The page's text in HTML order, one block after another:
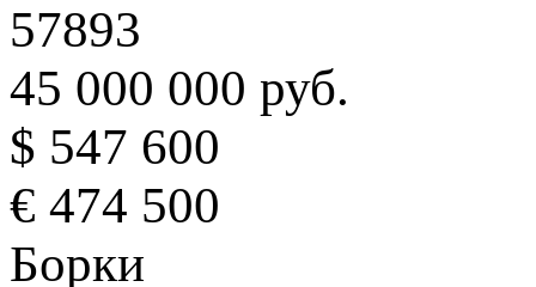
57893
45 000 000 руб.
$ 547 600
€ 474 500
Борки